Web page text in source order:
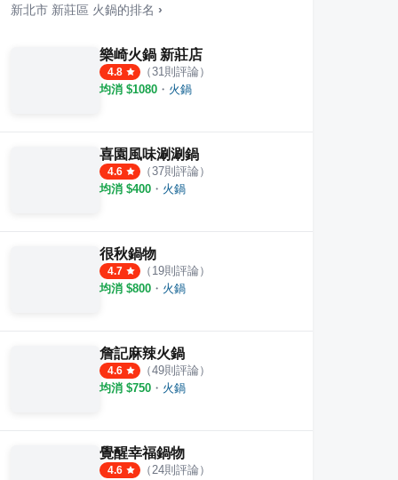
新北市 新莊區 火鍋的排名 ›
樂崎火鍋 新莊店
4.8 （31 則評論）
均消 $1080 ・ 火鍋
喜園風味涮涮鍋
4.6 （37則評論）
均消 $400 ・ 火鍋
很秋鍋物
4.7 （ 19則評論）
均消 $800 ・ 火鍋
詹記麻辣火鍋
4.6 （49則評論）
均消 $750 ・ 火鍋
覺醒幸福鍋物
4.6 （ 24則評論）